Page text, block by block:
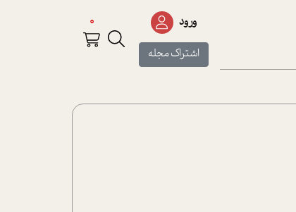
ورود
اشتراک مجله
0